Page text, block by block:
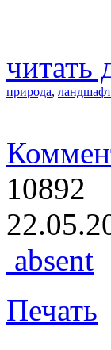
читать
природа, ландшафт
10892
absent
Печать